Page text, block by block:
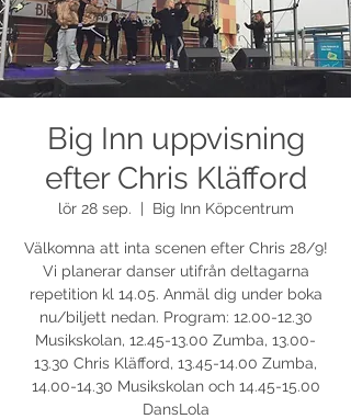
Big Inn uppvisning
efter Chris Kläfford
lör 28 sep. Big Inn Köpcentrum
Välkomna att inta scenen efter Chris 28/9!
Vi planerar danser utifrån deltagarna
repetition kl 14.05. Anmäl dig under boka
nu/biljett nedan. Program: 12.00-12.30
Musikskolan, 12.45-13.00 Zumba, 13.00-
13.30 Chris Kläfford, 13.45-14.00 Zumba,
14.00-14.30 Musikskolan och 14.45-15.00
DansLola